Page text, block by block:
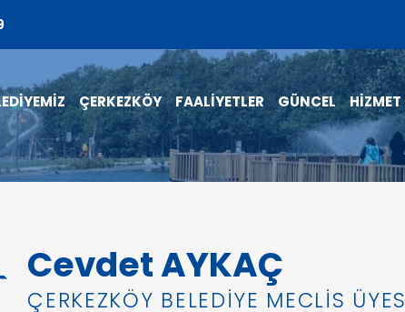
ÇERKEZKÖY FAALİYETLER GÜNCEL HİZMET
Cevdet AYKAÇ
ÇERKEZKÖY BELEDİYE MECLİS